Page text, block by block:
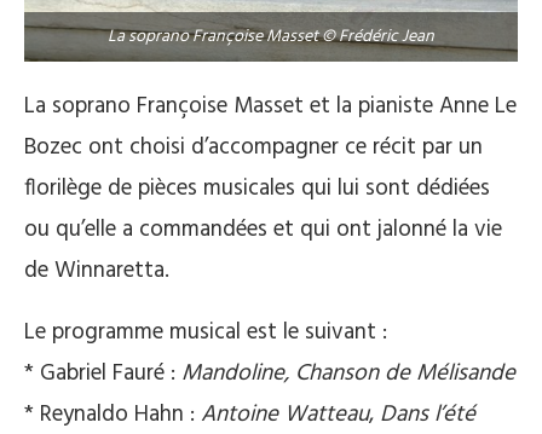
La soprano Françoise Masset © Frédéric Jean
La soprano Françoise Masset et la pianiste Anne Le
Bozec ont choisi d’accompagner ce récit par un
florilège de pièces musicales qui lui sont dédiées
ou qu’elle a commandées et qui ont jalonné la vie
de Winnaretta.
Le programme musical est le suivant :
* Gabriel Fauré : Mandoline, Chanson de Mélisande
* Reynaldo Hahn : Antoine Watteau, Dans l’été